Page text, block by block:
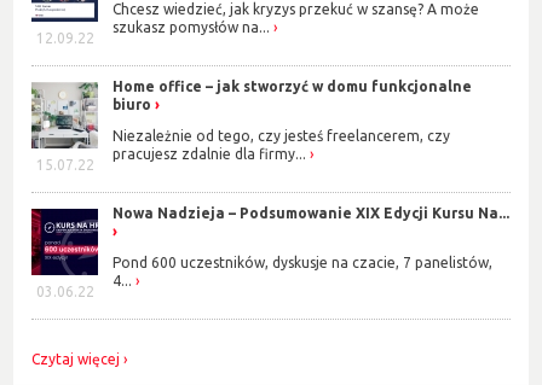
12.09.22
Chcesz wiedzieć, jak kryzys przekuć w szansę? A może
szukasz pomysłów na...
15.07.22
Home office – jak stworzyć w domu funkcjonalne
biuro
Niezależnie od tego, czy jesteś freelancerem, czy
pracujesz zdalnie dla firmy...
03.06.22
Nowa Nadzieja – Podsumowanie XIX Edycji Kursu Na...
Pond 600 uczestników, dyskusje na czacie, 7 panelistów,
4...
Czytaj więcej